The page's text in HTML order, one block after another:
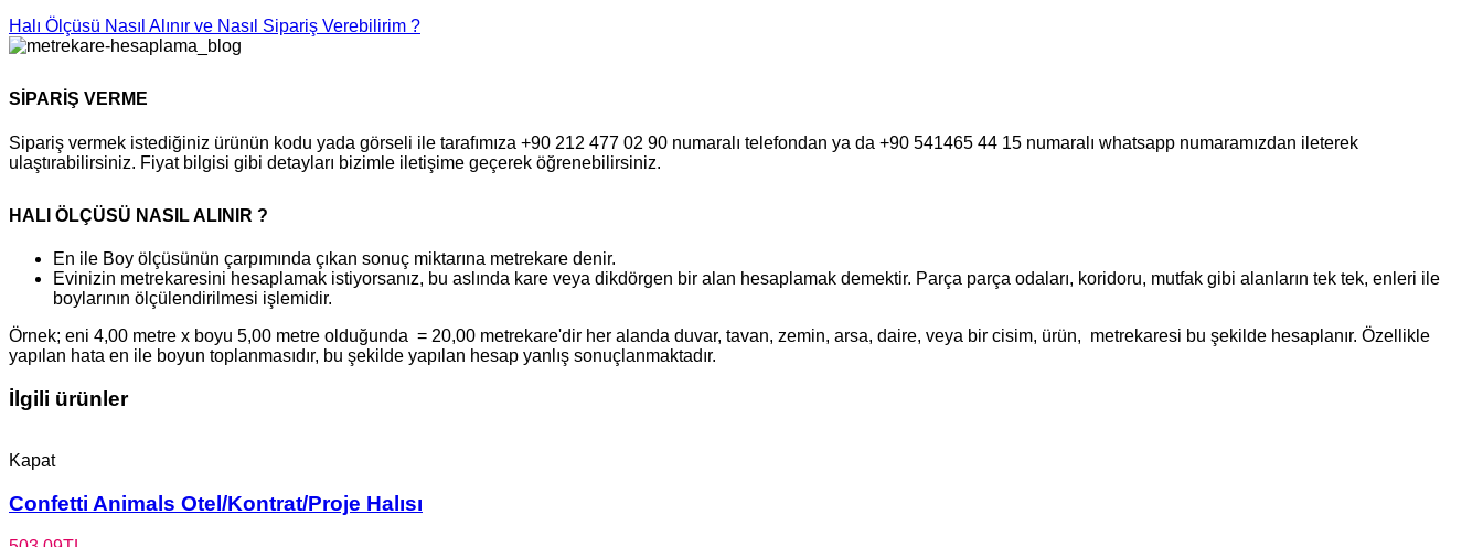
Halı Ölçüsü Nasıl Alınır ve Nasıl Sipariş Verebilirim ?
SİPARİŞ VERME
Sipariş vermek istediğiniz ürünün kodu yada görseli ile tarafımıza +90 212 477 02 90 numaralı telefondan ya da +90 541465 44 15 numaralı whatsapp numaramızdan ileterek
ulaştırabilirsiniz. Fiyat bilgisi gibi detayları bizimle iletişime geçerek öğrenebilirsiniz.
HALI ÖLÇÜSÜ NASIL ALINIR ?
En ile Boy ölçüsünün çarpımında çıkan sonuç miktarına metrekare denir.
Evinizin metrekaresini hesaplamak istiyorsanız, bu aslında kare veya dikdörgen bir alan hesaplamak demektir. Parça parça odaları, koridoru, mutfak gibi alanların tek tek, enleri ile
boylarının ölçülendirilmesi işlemidir.
Örnek; eni 4,00 metre x boyu 5,00 metre olduğunda = 20,00 metrekare'dir her alanda duvar, tavan, zemin, arsa, daire, veya bir cisim, ürün, metrekaresi bu şekilde hesaplanır. Özellikle
yapılan hata en ile boyun toplanmasıdır, bu şekilde yapılan hesap yanlış sonuçlanmaktadır.
İlgili ürünler
Kapat
Confetti Animals Otel/Kontrat/Proje Halısı